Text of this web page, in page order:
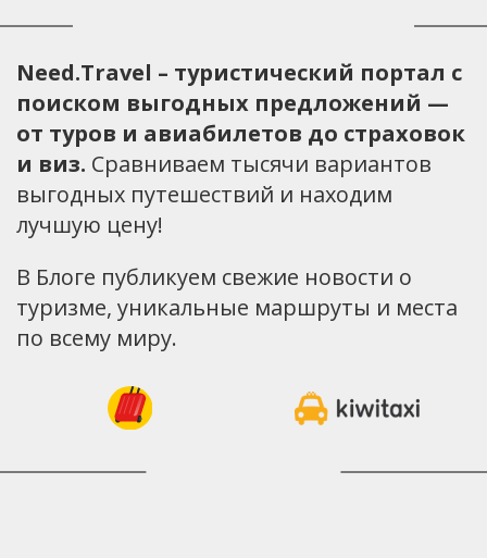
Need.Travel – туристический портал с
поиском выгодных предложений —
от туров и авиабилетов до страховок
и виз. Сравниваем тысячи вариантов
выгодных путешествий и находим
лучшую цену!
В Блоге публикуем свежие новости о
туризме, уникальные маршруты и места
по всему миру.